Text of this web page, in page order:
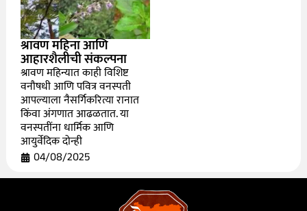
श्रावण महिना आणि
आहारशैलीची संकल्पना
श्रावण महिन्यात काही विशिष्ट
वनौषधी आणि पवित्र वनस्पती
आपल्याला नैसर्गिकरित्या रानात
किंवा अंगणात आढळतात. या
वनस्पतींना धार्मिक आणि
आयुर्वेदिक दोन्ही
04/08/2025